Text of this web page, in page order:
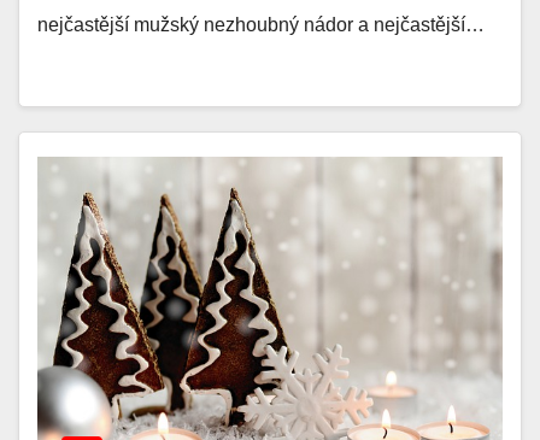
nejčastější mužský nezhoubný nádor a nejčastější…